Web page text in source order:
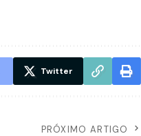
Twitter
PRÓXIMO ARTIGO